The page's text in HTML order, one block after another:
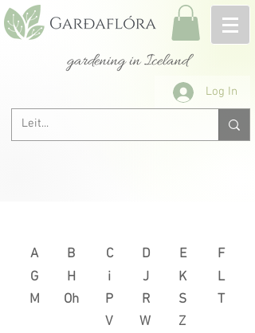
gardening in Iceland
Log In
A
G
M
B
H
Oh
C D
E
i
J
K
P
R
S
V
W Z
F
L
T